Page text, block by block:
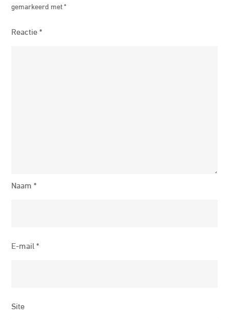
gemarkeerd met*
Reactie*
Naam*
E-mail*
Site